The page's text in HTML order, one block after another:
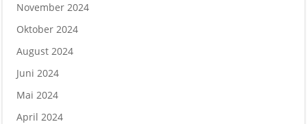
November 2024
Oktober 2024
August 2024
Juni 2024
Mai 2024
April 2024